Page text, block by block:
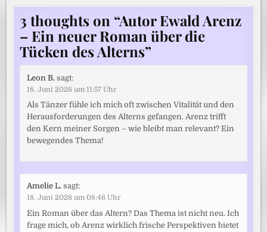
3 thoughts on “Autor Ewald Arenz
– Ein neuer Roman über die
Tücken des Alterns”
Leon B. sagt:
18. Juni 2026 um 11:57 Uhr
Als Tänzer fühle ich mich oft zwischen Vitalität und den
Herausforderungen des Alterns gefangen. Arenz trifft
den Kern meiner Sorgen – wie bleibt man relevant? Ein
bewegendes Thema!
Amelie L. sagt:
18. Juni 2026 um 08:46 Uhr
Ein Roman über das Altern? Das Thema ist nicht neu. Ich
frage mich, ob Arenz wirklich frische Perspektiven bietet